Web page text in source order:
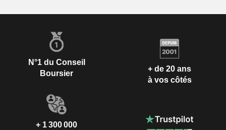
N°1 du Conseil
Boursier
+ de 20 ans
à vos côtés
+ 1 300 000